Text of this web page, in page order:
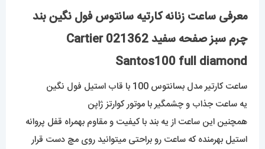
معرفی ساعت زنانه کارتیه سانتوس فول نگین بند
چرم سبز صفحه سفید 021362 Cartier
Santos100 full diamond
ساعت کارتیر مدل بسانتوس 100 با قاب استیل فول نگین
یه ساعت جذاب و چشمگیر با موتور کوارتز ژاپن
همچنین این ساعت از یه بند با کیفیت و مقاوم بهمراه قفل پروانه
استیل بهرمنده که ساعت رو براحتی میتوانید روی مچ دست قرار